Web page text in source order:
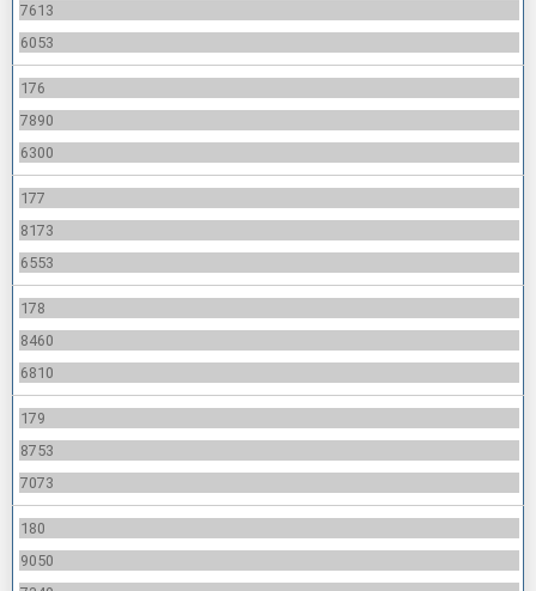
7613
6053
176
7890
6300
177
8173
6553
178
8460
6810
179
8753
7073
180
9050